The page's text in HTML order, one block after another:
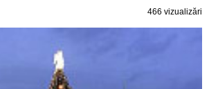
466 vizualizări